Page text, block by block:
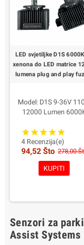
LED svjetiljke D1S
xenona do LED matrice
lumena plug and play
Model: D1S 9-36V
12000 Lumen
Homologirani
Snaga za svjetiljku:
6000 Lumen Real
Glavna karakteristika:
najvećom dubinom
Boja: bijela 6000K
svim
prometnim/
uvjetima
4 Recenzija(e)
94,52 Što 278,00
KUPITI
Senzori za
Assist Systems